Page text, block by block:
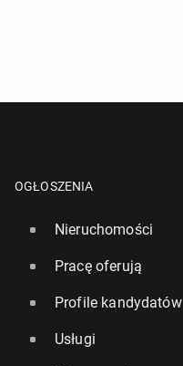
OGŁOSZENIA
Nieruchomości
Pracę oferują
Profile kandydatów
Usługi